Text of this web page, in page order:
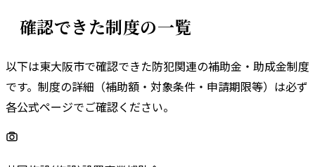
確認できた制度の一覧
以下は東大阪市で確認できた防犯関連の補助金・助成金制度
です。 制度の詳細（補助額・対象条件・申請期限等）は必ず
各公式ページでご確認ください。